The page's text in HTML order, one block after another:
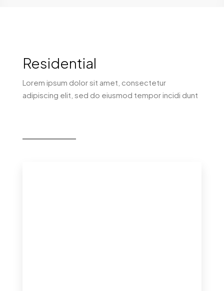
Residential
Lorem ipsum dolor sit amet, consectetur
adipiscing elit, sed do eiusmod tempor incidi dunt